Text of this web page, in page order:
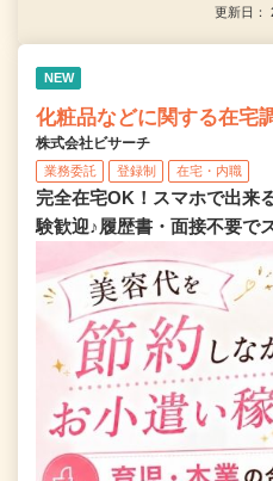
更新日：
NEW
化粧品などに関する在宅
株式会社ビサーチ
業務委託 登録制 在宅・内職
完全在宅OK！スマホで出来
験歓迎♪履歴書・面接不要で